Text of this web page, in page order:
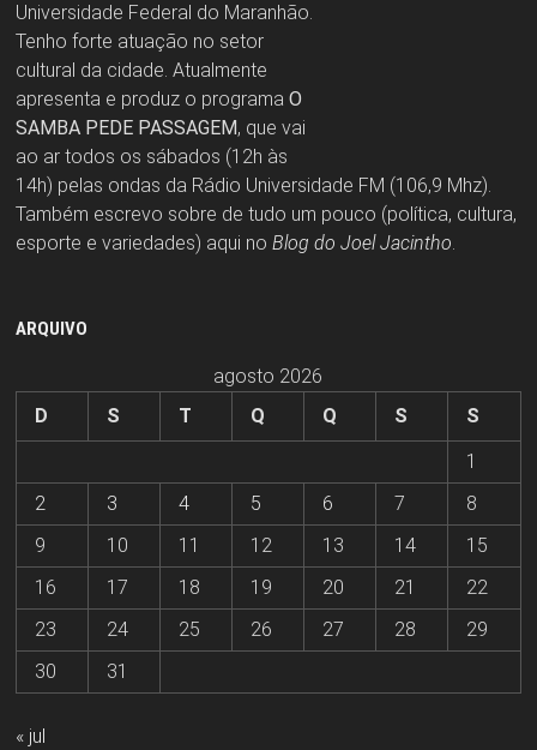
Universidade Federal do Maranhão.
Tenho forte atuação no setor
cultural da cidade. Atualmente
apresenta e produz o programa O
SAMBA PEDE PASSAGEM, que vai
ao ar todos os sábados (12h às
14h) pelas ondas da Rádio Universidade FM (106,9 Mhz).
Também escrevo sobre de tudo um pouco (política, cultura,
esporte e variedades) aqui no Blog do Joel Jacintho.
ARQUIVO
agosto 2026
D
S T Q Q S
S
1
2
3 4 5 6 7
8
9
10 11 12 13 14
15
16
17 18 19 20 21
22
23
24 25 26 27 28
29
30
31
« jul